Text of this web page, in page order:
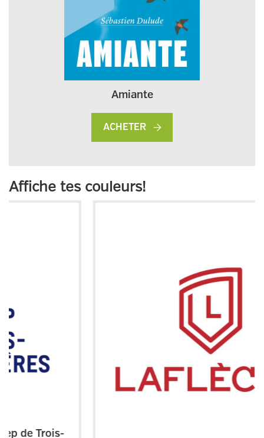
Amiante
ACHETER
Affiche tes couleurs!